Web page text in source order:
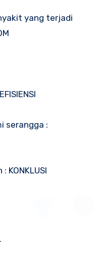
yang terjadi
serangga :
KONKLUSI